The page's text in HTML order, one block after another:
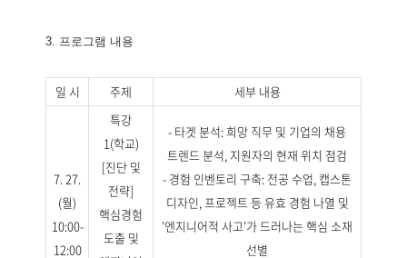
3. 프로그램 내용
일 시 주제 세부 내용
7. 27.
(월)
10:00-
12:00
특강
1(학교)
[진단 및
전략]
핵심경험
도출 및
- 타겟 분석: 희망 직무 및 기업의 채용
트렌드 분석, 지원자의 현재 위치 점검
- 경험 인벤토리 구축: 전공 수업, 캡스톤
디자인, 프로젝트 등 유효 경험 나열 및
'엔지니어적 사고'가 드러나는 핵심 소재
선별